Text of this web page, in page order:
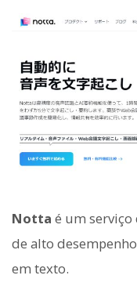
Notta é um serviço
de alto
em texto.